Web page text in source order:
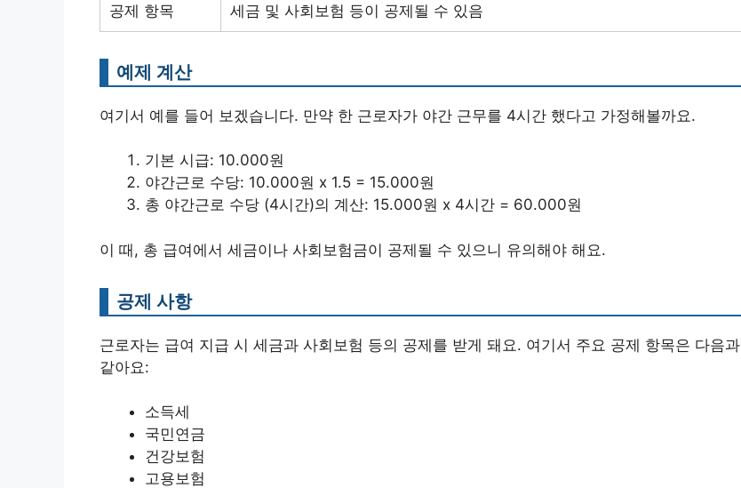
공제 항목 세금 및 사회보험 등이 공제될 수 있음
예제 계산
여기서 예를 들어 보겠습니다. 만약 한 근로자가 야간 근무를 4시간 했다고 가정해볼까요.
기본 시급: 10.000원
야간근로 수당: 10.000원 x 1.5 = 15.000원
총 야간근로 수당 (4시간)의 계산: 15.000원 x 4시간 = 60.000원
이 때, 총 급여에서 세금이나 사회보험금이 공제될 수 있으니 유의해야 해요.
공제 사항
근로자는 급여 지급 시 세금과 사회보험 등의 공제를 받게 돼요. 여기서 주요 공제 항목은 다음과
같아요:
소득세
국민연금
건강보험
고용보험